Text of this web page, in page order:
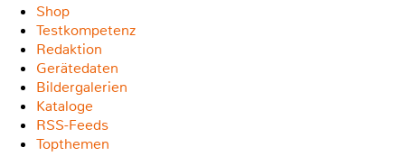
Shop
Testkompetenz
Redaktion
Gerätedaten
Bildergalerien
Kataloge
RSS-Feeds
Topthemen